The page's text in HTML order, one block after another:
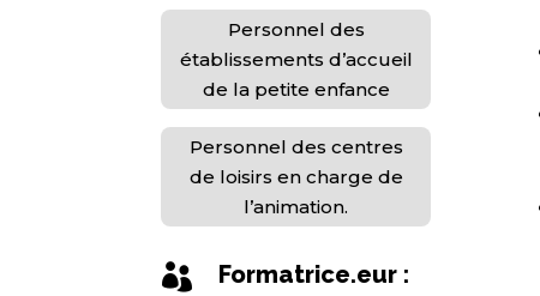
Personnel des
établissements d’accueil
de la petite enfance
Personnel des centres
de loisirs en charge de
l’animation.
 Formatrice.eur :